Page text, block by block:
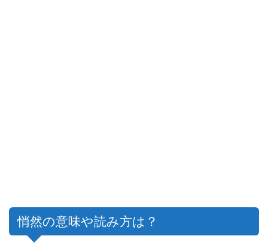
悄然の意味や読み方は？